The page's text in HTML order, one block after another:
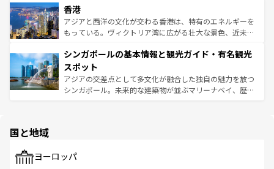
とつ。フォーやバインミー、ベトナムコーヒーなどは、ぜ
ひ現地で味わいたい。どの地域を訪れてもあたたかい人々
が旅行者を迎えてくれるので、きっと忘れられない旅にな
参照してほしい。
の活気が交差している。北部ではチェンマイなどの山岳地
帯で自然と触れ合い、南部ではプーケットやクラビの美し
いビーチでリゾート気分を楽しむことができる。タイ料理
激する。気候は一年中温暖で、どの季節にも異なる楽しみ
が待っている。親しみやすいタイの人々、仏教を中心とし
た文化、そして多様な観光資源が、訪れる旅人を魅了し続
ける。 なお、新着のタイ情報はコンテンツ一覧を参照して
香港
アジアと西洋の文化が交わる香港は、特有のエネルギーを
もっている。ヴィクトリア湾に広がる壮大な景色、近未来
み、どこを訪れても感動するはず。観光スポットが密集し
ており、効率よく見どころを回れるのも魅力。息をのむよ
うな絶景から文化的な体験まで、香港を存分に楽しみ尽く
そう。 なお、新着の香港情報はコンテンツ一覧を参照して
シンガポールの基本情報と観光ガイド・有名観光
スポット
アジアの交差点として多文化が融合した独自の魅力を放つ
シンガポール。未来的な建築物が並ぶマリーナベイ、歴史
で、ホーカーズは地元の風情を楽しめる外せないスポット
国と地域
ヨーロッパ